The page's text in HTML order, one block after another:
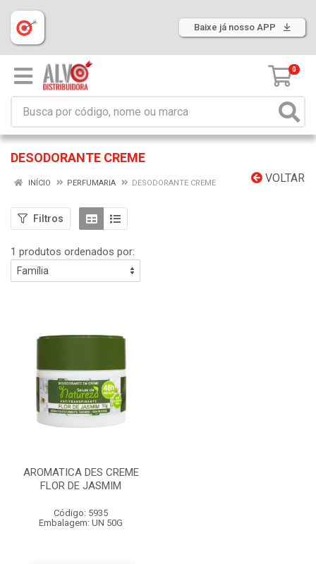
Baixe já nosso APP
0
DESODORANTE CREME
VOLTAR
INÍCIO PERFUMARIA DESODORANTE CREME
Filtros
1 produtos ordenados por:
AROMATICA DES CREME
FLOR DE JASMIM
Código: 5935
Embalagem: UN 50G